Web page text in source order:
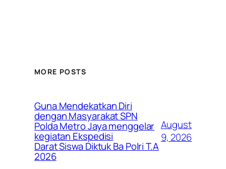
MORE POSTS
Guna Mendekatkan Diri
dengan Masyarakat SPN
Polda Metro Jaya menggelar
kegiatan Ekspedisi
Darat Siswa Diktuk Ba Polri T.A
2026
August
9, 2026